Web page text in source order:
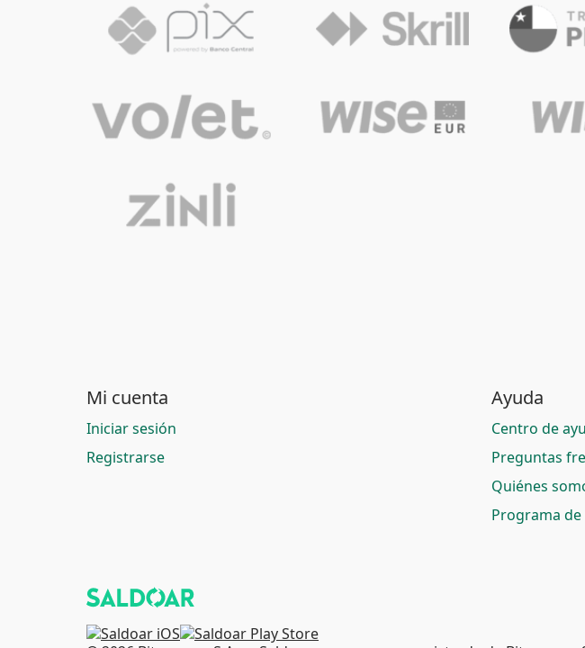
Mi cuenta
Iniciar sesión
Registrarse
Ayuda
Centro de
Preguntas
Quiénes
Programa